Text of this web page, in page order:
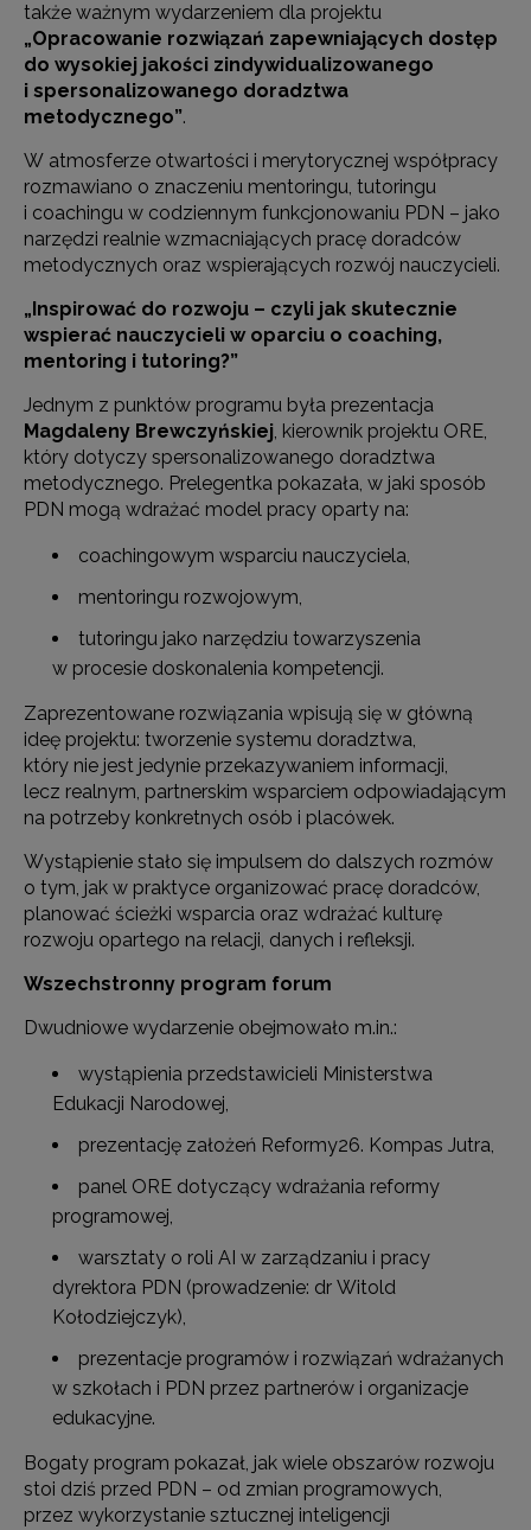
także ważnym wydarzeniem dla projektu
„Opracowanie rozwiązań zapewniających dostęp
do wysokiej jakości zindywidualizowanego
i spersonalizowanego doradztwa
metodycznego”.
W atmosferze otwartości i merytorycznej współpracy
rozmawiano o znaczeniu mentoringu, tutoringu
i coachingu w codziennym funkcjonowaniu PDN – jako
narzędzi realnie wzmacniających pracę doradców
metodycznych oraz wspierających rozwój nauczycieli.
„Inspirować do rozwoju – czyli jak skutecznie
wspierać nauczycieli w oparciu o coaching,
mentoring i tutoring?”
Jednym z punktów programu była prezentacja
Magdaleny Brewczyńskiej, kierownik projektu ORE,
który dotyczy spersonalizowanego doradztwa
metodycznego. Prelegentka pokazała, w jaki sposób
PDN mogą wdrażać model pracy oparty na:
coachingowym wsparciu nauczyciela,
mentoringu rozwojowym,
tutoringu jako narzędziu towarzyszenia
w procesie doskonalenia kompetencji.
Zaprezentowane rozwiązania wpisują się w główną
ideę projektu: tworzenie systemu doradztwa,
który nie jest jedynie przekazywaniem informacji,
lecz realnym, partnerskim wsparciem odpowiadającym
na potrzeby konkretnych osób i placówek.
Wystąpienie stało się impulsem do dalszych rozmów
o tym, jak w praktyce organizować pracę doradców,
planować ścieżki wsparcia oraz wdrażać kulturę
rozwoju opartego na relacji, danych i refleksji.
Wszechstronny program forum
Dwudniowe wydarzenie obejmowało m.in.:
wystąpienia przedstawicieli Ministerstwa
Edukacji Narodowej,
prezentację założeń Reformy26. Kompas Jutra,
panel ORE dotyczący wdrażania reformy
programowej,
warsztaty o roli AI w zarządzaniu i pracy
dyrektora PDN (prowadzenie: dr Witold
Kołodziejczyk),
prezentacje programów i rozwiązań wdrażanych
w szkołach i PDN przez partnerów i organizacje
edukacyjne.
Bogaty program pokazał, jak wiele obszarów rozwoju
stoi dziś przed PDN – od zmian programowych,
przez wykorzystanie sztucznej inteligencji